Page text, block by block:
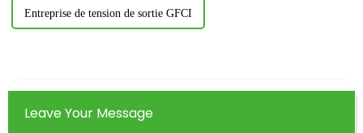
Entreprise de tension de sortie GFCI
Leave Your Message